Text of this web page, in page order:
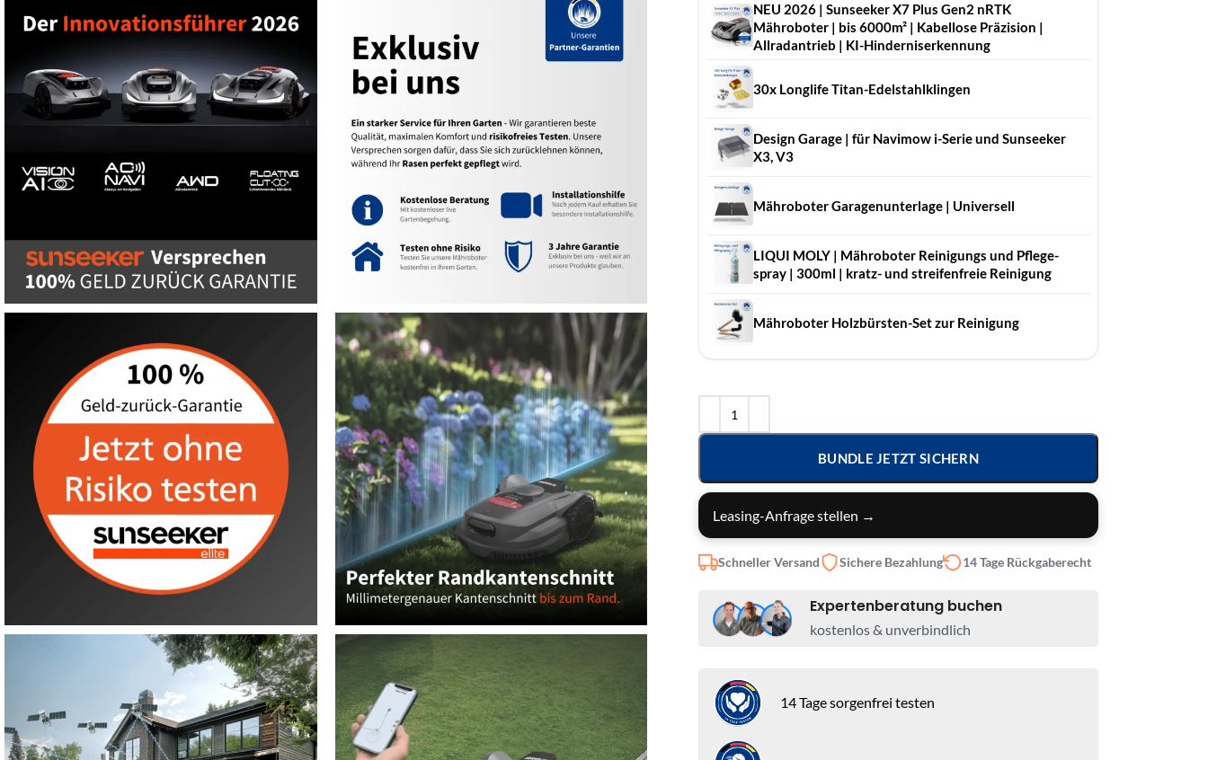
NEU 2026 | Sunseeker X7 Plus Gen2 nRTK
Mähroboter | bis 6000m² | Kabellose Präzision |
Allradantrieb | KI-Hinderniserkennung
30x Longlife Titan-Edelstahlklingen
Design Garage | für Navimow i-Serie und Sunseeker
X3, V3
Mähroboter Garagenunterlage | Universell
LIQUI MOLY | Mähro­boter Reini­gungs und Pfle­ge­
spray | 300ml | kratz- und streifenfreie Reinigung
Mähroboter Holzbürsten-Set zur Reinigung
BUNDLE JETZT SICHERN
Leasing-Anfrage stellen →
Schneller Versand Sichere Bezahlung 14 Tage Rückgaberecht
Expertenberatung buchen
kostenlos & unverbindlich
14 Tage sorgenfrei testen